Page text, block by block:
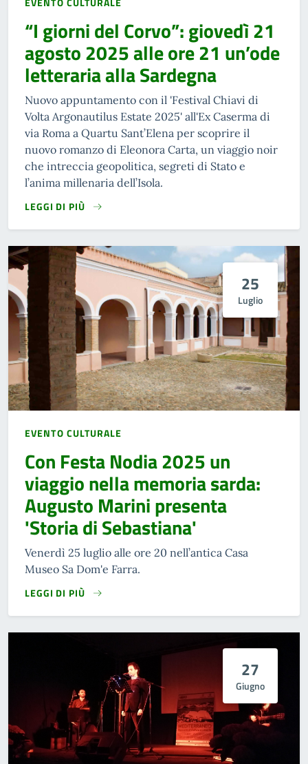
“I giorni del Corvo”: giovedì 21
agosto 2025 alle ore 21 un’ode
letteraria alla Sardegna
Nuovo appuntamento con il 'Festival Chiavi di
Volta Argonautilus Estate 2025' all'Ex Caserma di
via Roma a Quartu Sant’Elena per scoprire il
nuovo romanzo di Eleonora Carta, un viaggio noir
che intreccia geopolitica, segreti di Stato e
l’anima millenaria dell’Isola.
LEGGI DI PIÙ
25
Luglio
EVENTO CULTURALE
Con Festa Nodia 2025 un
viaggio nella memoria sarda:
Augusto Marini presenta
'Storia di Sebastiana'
Venerdì 25 luglio alle ore 20 nell’antica Casa
Museo Sa Dom'e Farra.
LEGGI DI PIÙ
27
Giugno